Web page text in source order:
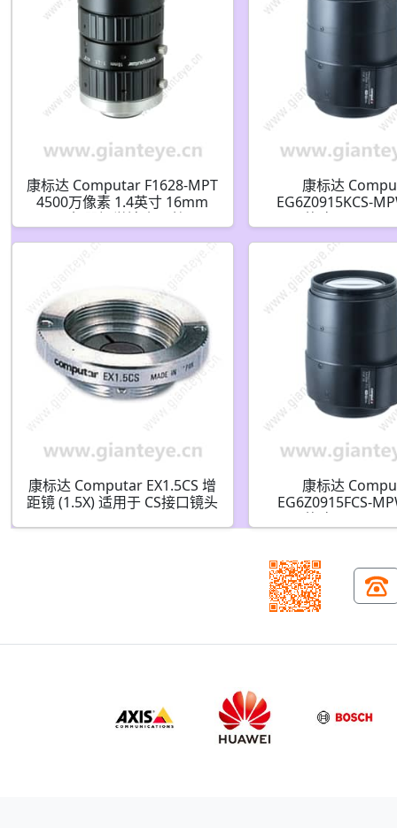
康标达 Computar F1628-MPT
4500万像素 1.4英寸 16mm
F2.8 机器视觉镜头 (C接口)
康标达
EG6Z0915KCS-
1/1.8英寸 9.0-
康标达 Computar EX1.5CS 增
距镜 (1.5X) 适用于 CS接口镜头
康标达
EG6Z0915FCS-
1/1.8英寸 9.0-